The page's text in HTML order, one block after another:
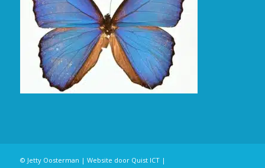
© Jetty Oosterman | Website door Quist ICT|